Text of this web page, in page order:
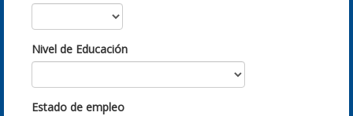
Nivel de Educación
Estado de empleo